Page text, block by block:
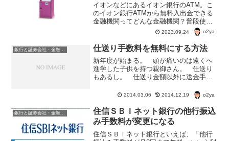
イオンなどにあるイオン銀行のATM。こ
のイオン銀行ATMから無料入出金できる
金融機関ってどんな金融機関？普段使っ
ている銀行のキャッシュカードを使っ
て、お買い物ついでに、イオン銀行ATM
から手数料無料で引き出しできると便利
だよね。
2023.09.24 o2ya
仕送り手数料を無料にする方法
新年度が始まる。 頭が痛いのは遠くへ
進学した子供を持つ親御さん。 仕送り
もあるし。 仕送り金額以外に送金手数
は、この仕送りの送金手数料無料にする
手立てがある。仕送り手数料を無料にす
る方法・他の銀行への振り込...
2014.03.06 2014.12.19 o2ya
住信ＳＢＩネット銀行の他行振込
み手数料が変更になる
住信ＳＢＩネット銀行といえば、「他行